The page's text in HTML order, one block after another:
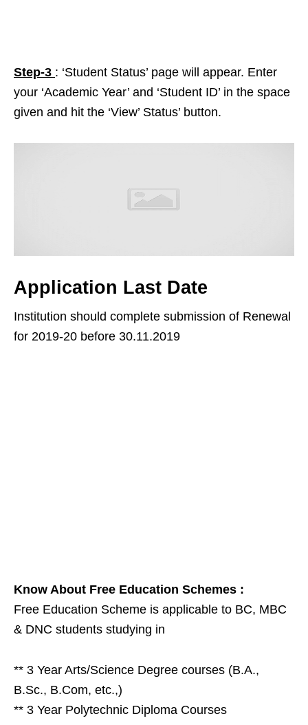
Step-3 : ‘Student Status’ page will appear. Enter
your ‘Academic Year’ and ‘Student ID’ in the space
given and hit the ‘View’ Status’ button.
Application Last Date
Institution should complete submission of Renewal
for 2019-20 before 30.11.2019
Know About Free Education Schemes :
Free Education Scheme is applicable to BC, MBC
& DNC students studying in
** 3 Year Arts/Science Degree courses (B.A.,
B.Sc., B.Com, etc.,)
** 3 Year Polytechnic Diploma Courses